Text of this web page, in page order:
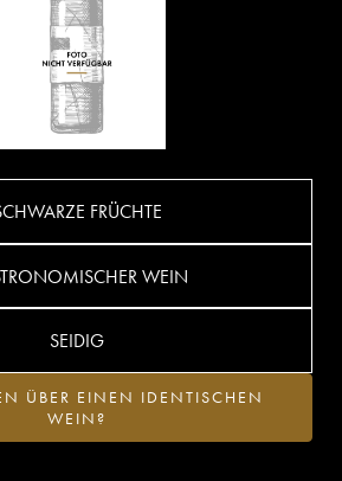
FRÜCHTE
WEIN
SEIDIG
ÜBER EINEN IDENTISCHEN
WEIN?